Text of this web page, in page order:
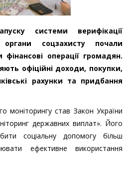
системи верифікації
соцзахисту почали
фінансові операції громадян.
офіційні доходи, покупки,
рахунки та придбання
моніторингу став Закон України
державних виплат». Його
соціальну допомогу більш
ефективне використання